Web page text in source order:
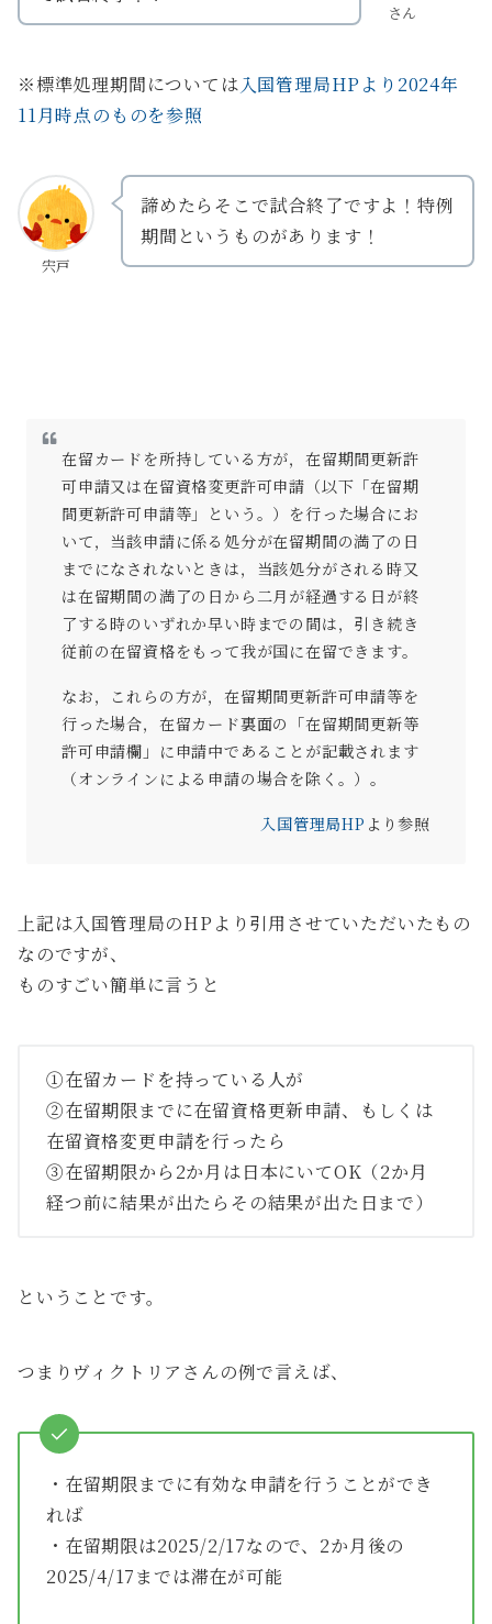
さん
※標準処理期間については入国管理局HPより2024年
11月時点のものを参照
宍戸
諦めたらそこで試合終了ですよ！特例
期間というものがあります！
在留カードを所持している方が，在留期間更新許
可申請又は在留資格変更許可申請（以下「在留期
間更新許可申請等」という。）を行った場合にお
いて，当該申請に係る処分が在留期間の満了の日
までになされないときは，当該処分がされる時又
は在留期間の満了の日から二月が経過する日が終
了する時のいずれか早い時までの間は，引き続き
従前の在留資格をもって我が国に在留できます。
なお，これらの方が，在留期間更新許可申請等を
行った場合，在留カード裏面の「在留期間更新等
許可申請欄」に申請中であることが記載されます
（オンラインによる申請の場合を除く。）。
入国管理局HP より参照
上記は入国管理局のHPより引用させていただいたもの
なのですが、
ものすごい簡単に言うと
①在留カードを持っている人が
②在留期限までに在留資格更新申請、もしくは
在留資格変更申請を行ったら
③在留期限から2か月は日本にいてOK（2か月
経つ前に結果が出たらその結果が出た日まで）
ということです。
つまりヴィクトリアさんの例で言えば、
・在留期限までに有効な申請を行うことができ
れば
・在留期限は2025/2/17なので、2か月後の
2025/4/17までは滞在が可能